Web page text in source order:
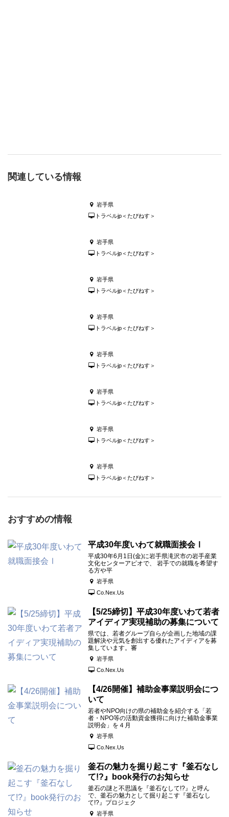
関連している情報
岩手県
トラベルjp＜たびねす＞
岩手県
トラベルjp＜たびねす＞
岩手県
トラベルjp＜たびねす＞
岩手県
トラベルjp＜たびねす＞
岩手県
トラベルjp＜たびねす＞
岩手県
トラベルjp＜たびねす＞
岩手県
トラベルjp＜たびねす＞
岩手県
トラベルjp＜たびねす＞
おすすめの情報
平成30年度いわて就職面接会Ⅰ
平成30年6月1日(金)に岩手県滝沢市の岩手産業
文化センターアピオで、 岩手での就職を希望す
る方や平
岩手県
Co.Nex.Us
【5/25締切】平成30年度いわて若者
アイディア実現補助の募集について
県では、若者グループ自らが企画した地域の課
題解決や元気を創出する優れたアイディアを募
集しています。審
岩手県
Co.Nex.Us
【4/26開催】補助金事業説明会につ
いて
若者やNPO向けの県の補助金を紹介する「若
者・NPO等の活動資金獲得に向けた補助金事業
説明会」を４月
岩手県
Co.Nex.Us
釜石の魅力を掘り起こす『釜石なし
て!?』book発行のお知らせ
釜石の謎と不思議を『釜石なして!?』と呼ん
で、釜石の魅力として掘り起こす『釜石なし
て!?』プロジェク
岩手県